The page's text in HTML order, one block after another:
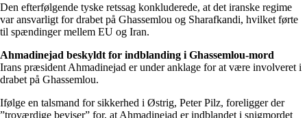
Den efterfølgende tyske retssag konkluderede, at det iranske regime
var ansvarligt for drabet på Ghassemlou og Sharafkandi, hvilket førte
til spændinger mellem EU og Iran.
Ahmadinejad beskyldt for indblanding i Ghassemlou-mord
Irans præsident Ahmadinejad er under anklage for at være involveret i
drabet på Ghassemlou.
Ifølge en talsmand for sikkerhed i Østrig, Peter Pilz, foreligger der
”troværdige beviser” for, at Ahmadinejad er indblandet i snigmordet